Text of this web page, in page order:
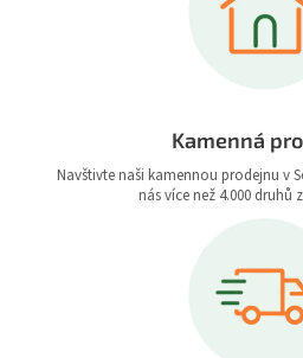
Kamenná
Navštivte naši kamennou prodejnu v
nás více než 4.000 druhů